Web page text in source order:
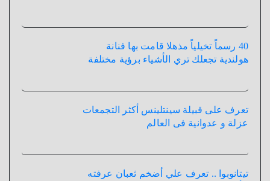
40 رسماً تخيلياً مذهلا قامت بها فنانة
هولندية تجعلك تري الأشياء برؤية مختلفة
تعرف على قبيلة سينتلينس أكثر التجمعات
عزلة و عدوانية فى العالم
تيتانوبوا .. تعرف علي أضخم ثعبان عرفته